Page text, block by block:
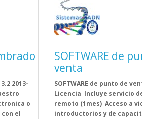
2013-
o
el
SOFTWARE de
venta
SOFTWARE de punto de
Licencia Incluye servicio
remoto (1mes) Acceso a
introductorios y de